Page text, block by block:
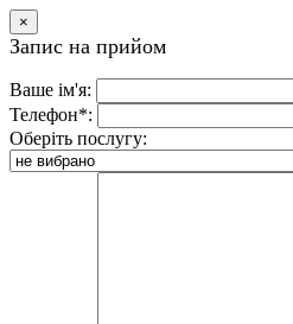
×
Запис на прийом
Ваше ім'я:
Телефон*:
Оберіть послугу: